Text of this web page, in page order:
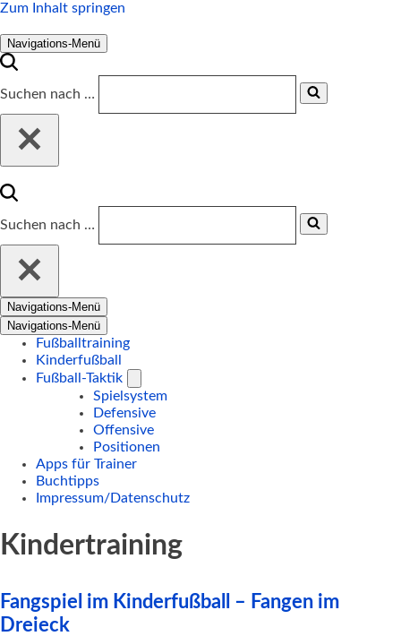
Zum Inhalt springen
Navigations-Menü
Suchen nach …
Suchen nach …
Navigations-Menü
Navigations-Menü
Fußballtraining
Kinderfußball
Fußball-Taktik
Spielsystem
Defensive
Offensive
Positionen
Apps für Trainer
Buchtipps
Impressum/Datenschutz
Kindertraining
Fangspiel im Kinderfußball – Fangen im
Dreieck